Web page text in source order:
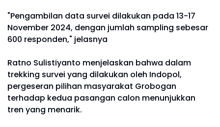
"Pengambilan data survei dilakukan pada 13-17
November 2024, dengan jumlah sampling sebesar
600 responden," jelasnya
Ratno Sulistiyanto menjelaskan bahwa dalam
trekking survei yang dilakukan oleh Indopol,
pergeseran pilihan masyarakat Grobogan
terhadap kedua pasangan calon menunjukkan
tren yang menarik.